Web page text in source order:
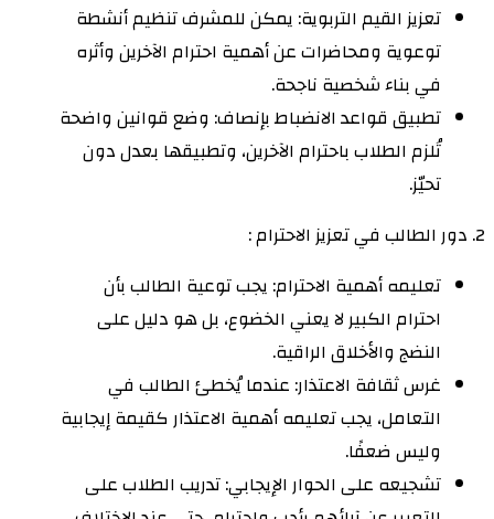
تعزيز القيم التربوية: يمكن للمشرف تنظيم أنشطة
توعوية ومحاضرات عن أهمية احترام الآخرين وأثره
في بناء شخصية ناجحة.
تطبيق قواعد الانضباط بإنصاف: وضع قوانين واضحة
تُلزم الطلاب باحترام الآخرين، وتطبيقها بعدل دون
تحيّز.
2. دور الطالب في تعزيز الاحترام :
تعليمه أهمية الاحترام: يجب توعية الطالب بأن
احترام الكبير لا يعني الخضوع، بل هو دليل على
النضج والأخلاق الراقية.
غرس ثقافة الاعتذار: عندما يُخطئ الطالب في
التعامل، يجب تعليمه أهمية الاعتذار كقيمة إيجابية
وليس ضعفًا.
تشجيعه على الحوار الإيجابي: تدريب الطلاب على